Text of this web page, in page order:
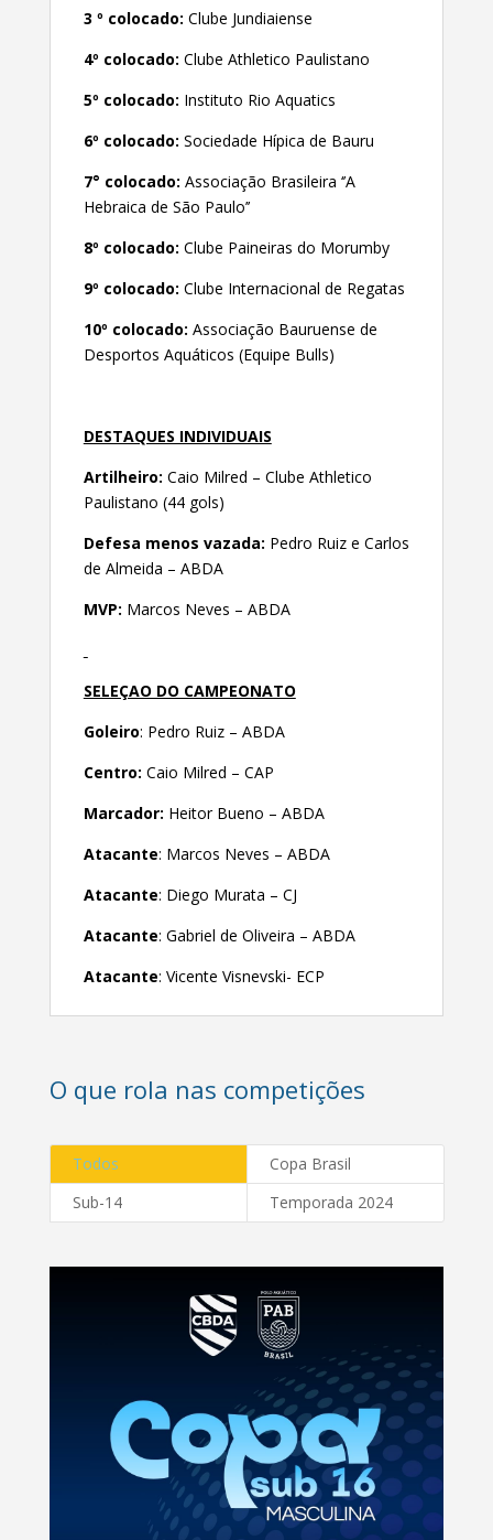
3 º colocado: Clube Jundiaiense
4º colocado: Clube Athletico Paulistano
5º colocado: Instituto Rio Aquatics
6º colocado: Sociedade Hípica de Bauru
7° colocado: Associação Brasileira ‘’A
Hebraica de São Paulo’’
8º colocado: Clube Paineiras do Morumby
9º colocado: Clube Internacional de Regatas
10º colocado: Associação Bauruense de
Desportos Aquáticos (Equipe Bulls)
DESTAQUES INDIVIDUAIS
Artilheiro: Caio Milred – Clube Athletico
Paulistano (44 gols)
Defesa menos vazada: Pedro Ruiz e Carlos
de Almeida – ABDA
MVP: Marcos Neves – ABDA
SELEÇAO DO CAMPEONATO
Goleiro: Pedro Ruiz – ABDA
Centro: Caio Milred – CAP
Marcador: Heitor Bueno – ABDA
Atacante: Marcos Neves – ABDA
Atacante: Diego Murata – CJ
Atacante: Gabriel de Oliveira – ABDA
Atacante: Vicente Visnevski- ECP
O que rola nas competições
Todos
Copa Brasil
Sub-14
Temporada 2024